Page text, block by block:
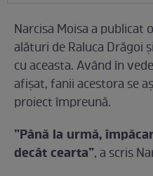
Narcisa Moisa a publicat
alături de Raluca Drăgoi
cu aceasta. Având în
afișat, fanii acestora se
proiect împreună.
”Până la urmă,
decât cearta”, a scris